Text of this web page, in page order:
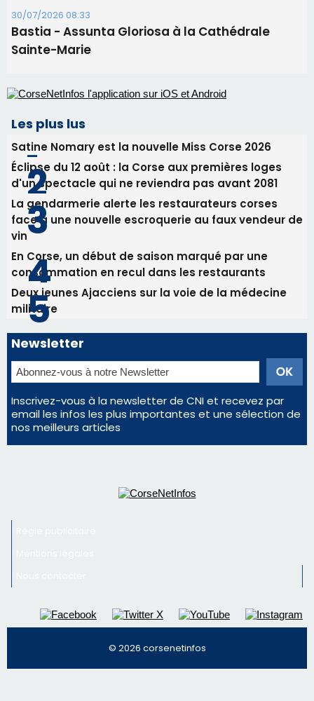
Satine Nomary est la nouvelle Miss Corse 2026
Éclipse du 12 août : la Corse aux premières loges
d'un spectacle qui ne reviendra pas avant 2081
face à une nouvelle escroquerie au faux vendeur de
En Corse, un début de saison marqué par une
consommation en recul dans les restaurants
Deux jeunes Ajacciens sur la voie de la médecine
militaire
Newsletter
Inscrivez-vous à la newsletter de CNI et recevez par
email les infos les plus importantes et une sélection de
nos meilleurs articles
Régie publicitaire
Mentions légales
Nous contacter